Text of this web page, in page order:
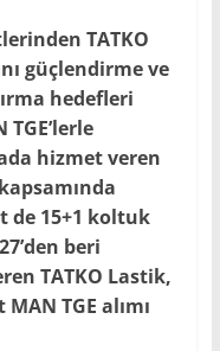
TATKO
güçlendirme ve
hedefleri
hizmet veren
de 15+1 koltuk
beri
TATKO Lastik,
TGE alımı